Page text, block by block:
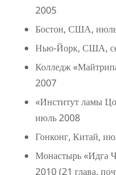
2005
Бостон, США,
Нью-Йорк, США,
Колледж
2007
«Институт ламы
июль 2008
Гонконг, Китай,
Монастырь «Идга
2010 (21 глава,